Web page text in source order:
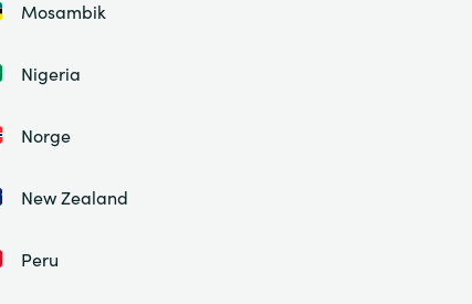
Mosambik
Nigeria
Norge
New Zealand
Peru